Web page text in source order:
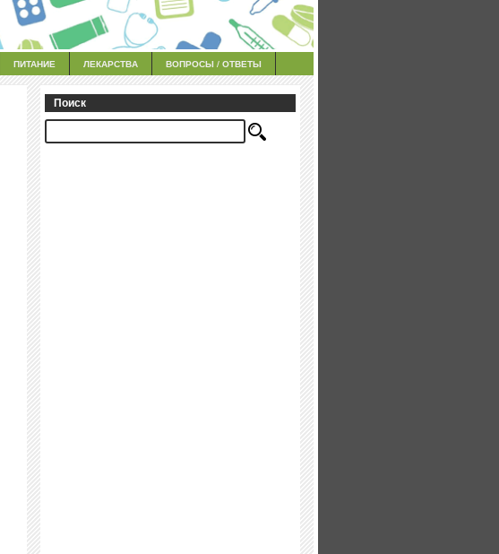
ПИТАНИЕ ЛЕКАРСТВА ВОПРОСЫ / ОТВЕТЫ
Поиск